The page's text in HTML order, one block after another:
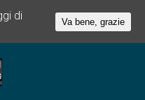
di
Va bene, grazie